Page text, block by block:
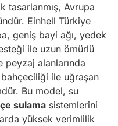
tasarlanmış, Avrupa
Einhell Türkiye
geniş bayi ağı, yedek
ile uzun ömürlü
peyzaj alanlarında
ile uğraşan
Bu model, su
sulama sistemlerini
yüksek verimlilik